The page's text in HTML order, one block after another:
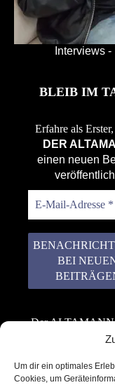
Um dir ein optimales
Cookies, um
Interviews
BLEIB IM
Erfahre als
DER
einen neuen
Der ALTAMANN
keinen Spam!
weiter. Erfahre